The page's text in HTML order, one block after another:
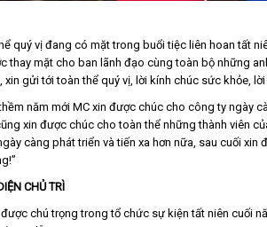
quý vị đang có mặt trong buổi tiệc liên hoan tất
thay mặt cho ban lãnh đạo cùng toàn bộ những
gửi tới toàn thể quý vị, lời kính chúc sức khỏe,
năm mới MC xin được chúc cho công ty ngày
xin được chúc cho toàn thể những thành viên
càng phát triển và tiến xa hơn nữa, sau cuối
CHỦ TRÌ
chú trọng trong tổ chức sự kiện tất niên cuối